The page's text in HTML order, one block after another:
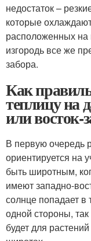
недостаток –
которые
расположенных
изгородь все же
забора.
Как
теплицу на
или восток-
В первую очередь
ориентируется на
быть широтным,
имеют западно-
солнце попадает в
одной стороны,
будет для